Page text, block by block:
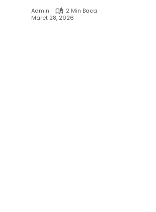
Admin
2 Min Baca
Maret 28, 2026